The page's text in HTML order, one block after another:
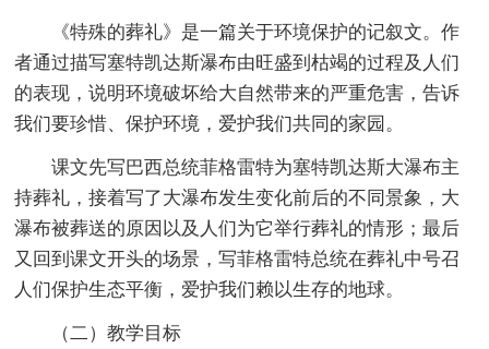
《特殊的葬礼》是一篇关于环境保护的记叙文。作
者通过描写塞特凯达斯瀑布由旺盛到枯竭的过程及人们
的表现，说明环境破坏给大自然带来的严重危害，告诉
我们要珍惜、保护环境，爱护我们共同的家园。
课文先写巴西总统菲格雷特为塞特凯达斯大瀑布主
持葬礼，接着写了大瀑布发生变化前后的不同景象，大
瀑布被葬送的原因以及人们为它举行葬礼的情形；最后
又回到课文开头的场景，写菲格雷特总统在葬礼中号召
人们保护生态平衡，爱护我们赖以生存的地球。
（二）教学目标